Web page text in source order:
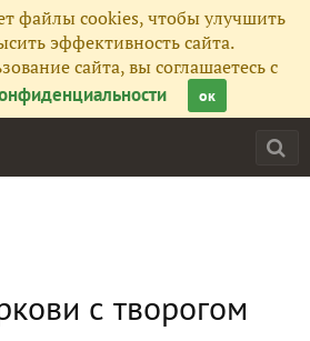
файлы cookies, чтобы улучшить
эффективность сайта.
сайта, вы соглашаетесь с
ок
с творогом